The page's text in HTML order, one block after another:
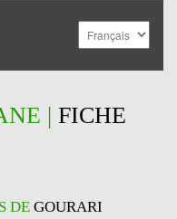
| FICHE
DE GOURARI